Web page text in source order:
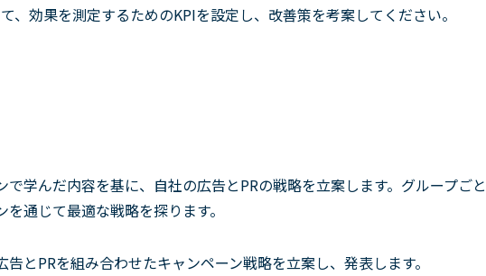
、効果を測定するためのKPIを設定し、改善策を考案してください。
学んだ内容を基に、自社の広告とPRの戦略を立案します。グループごと
通じて最適な戦略を探ります。
告とPRを組み合わせたキャンペーン戦略を立案し、発表します。